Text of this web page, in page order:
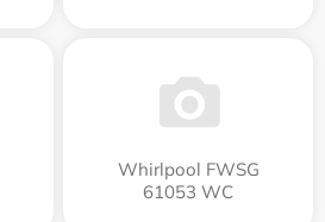
Whirlpool FWSG
61053 WC